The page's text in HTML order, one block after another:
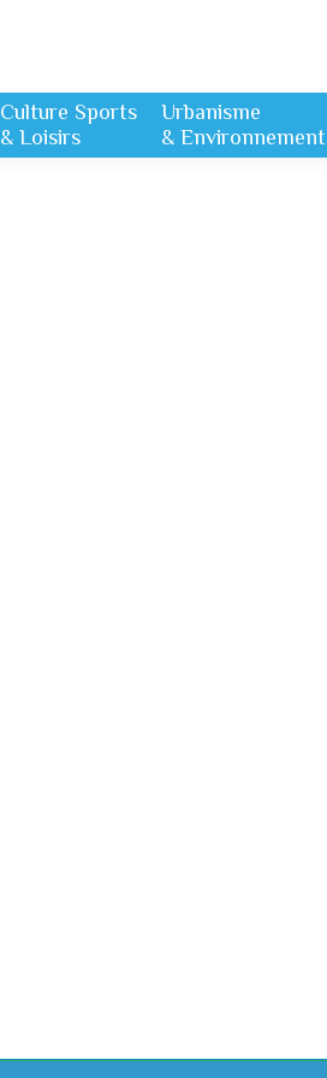
Culture Sports
& Loisirs
Urbanisme
& Environnement